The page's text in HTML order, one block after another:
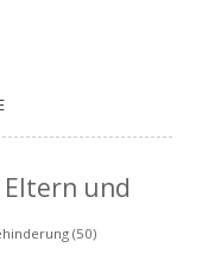
Eltern und
(50)